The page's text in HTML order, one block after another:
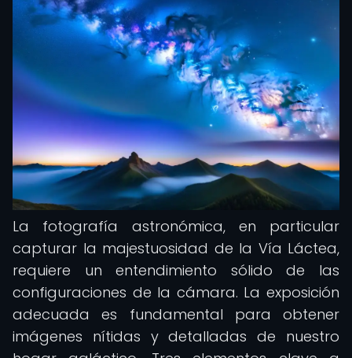
La fotografía astronómica, en particular
capturar la majestuosidad de la Vía Láctea,
requiere un entendimiento sólido de las
configuraciones de la cámara. La exposición
adecuada es fundamental para obtener
imágenes nítidas y detalladas de nuestro